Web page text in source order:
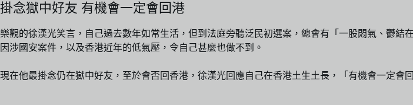
掛念獄中好友 有機會一定會回港
樂觀的徐漢光笑言，自己過去數年如常生活，但到法庭旁聽泛民初選案，總會有「一股悶氣、鬱
因涉國安案件，以及香港近年的低氣壓，令自己甚麼也做不到。
現在他最掛念仍在獄中好友，至於會否回香港，徐漢光回應自己在香港土生土長，「有機會一定會